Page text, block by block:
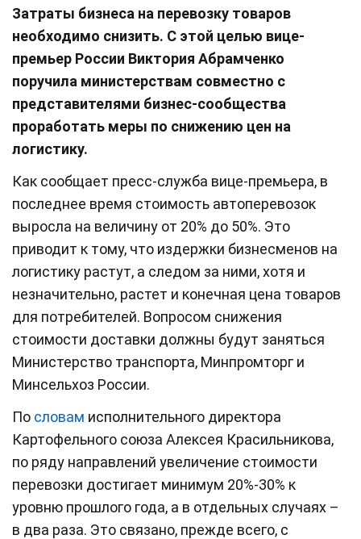
Затраты бизнеса на перевозку товаров
необходимо снизить. С этой целью вице-
премьер России Виктория Абрамченко
поручила министерствам совместно с
представителями бизнес-сообщества
проработать меры по снижению цен на
логистику.
Как сообщает пресс-служба вице-премьера, в
последнее время стоимость автоперевозок
выросла на величину от 20% до 50%. Это
приводит к тому, что издержки бизнесменов на
логистику растут, а следом за ними, хотя и
незначительно, растет и конечная цена товаров
для потребителей. Вопросом снижения
стоимости доставки должны будут заняться
Министерство транспорта, Минпромторг и
Минсельхоз России.
По словам исполнительного директора
Картофельного союза Алексея Красильникова,
по ряду направлений увеличение стоимости
перевозки достигает минимум 20%-30% к
уровню прошлого года, а в отдельных случаях –
в два раза. Это связано, прежде всего, с